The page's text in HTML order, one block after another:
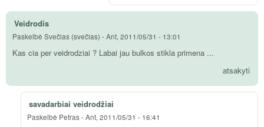
Veidrodis
Paskelbė Svečias (svečias) -Ant, 2011/05/31 - 13:01
Kas cia per veidrodziai ? Labai jau bulkos stikla primena ...
atsakyti
savadarbiai veidrodžiai
Paskelbė Petras-Ant, 2011/05/31 - 16:41